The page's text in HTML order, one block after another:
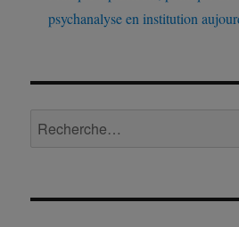
psychanalyse en institution
Recherche